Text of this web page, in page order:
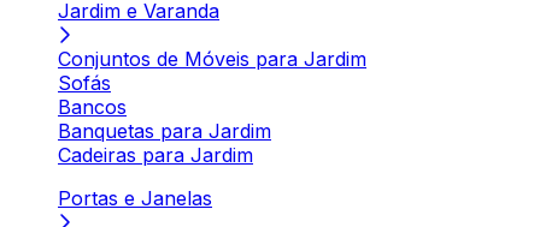
Jardim e Varanda
Conjuntos de Móveis para Jardim
Sofás
Bancos
Banquetas para Jardim
Cadeiras para Jardim
Portas e Janelas